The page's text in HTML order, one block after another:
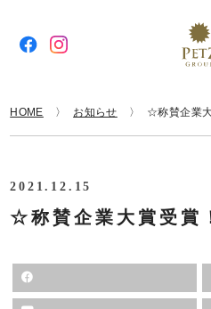
HOME お知らせ ☆称賛企業
2021.12.15
☆称賛企業大賞受賞